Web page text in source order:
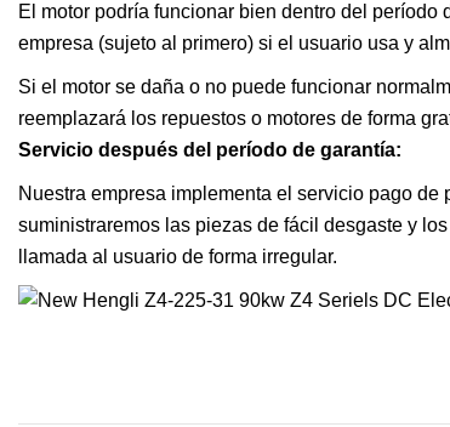
El motor podría funcionar bien dentro del
empresa (sujeto al primero) si el usuario usa y
Si el motor se daña o no puede funcionar
reemplazará los repuestos o motores de forma
Servicio después del período de garantía:
Nuestra empresa implementa el servicio pago
suministraremos las piezas de fácil desgaste y
llamada al usuario de forma irregular.